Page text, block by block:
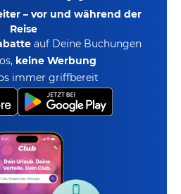
– vor und während der
Reise
auf Deine Buchungen
keine Werbung
immer griffbereit